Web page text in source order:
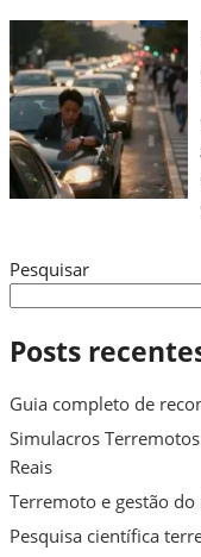
Pesquisar
Posts
Guia completo de
Simulacros
Reais
Terremoto e gestão
Pesquisa científica